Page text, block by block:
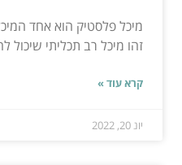
מיכל פלסטיק הוא אחד
זהו מיכל רב תכליתי
קרא עוד »
יונ 20, 2022